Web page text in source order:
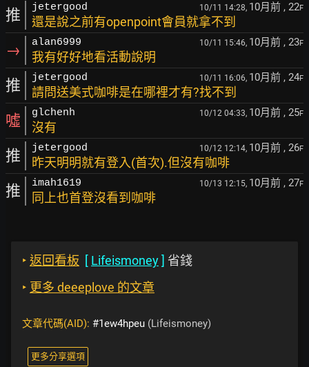
推 jetergood 10/11 14:28, 10月前 , 22F
還是說之前有openpoint會員就拿不到
→ alan6999 10/11 15:46, 10月前 , 23F
我有好好地看活動說明
推 jetergood 10/11 16:06, 10月前 , 24F
請問送美式咖啡是在哪裡才有?找不到
噓 glchenh 10/12 04:33, 10月前 , 25F
沒有
推 jetergood 10/12 12:14, 10月前 , 26F
昨天明明就有登入(首次).但沒有咖啡
推 imah1619 10/13 12:15, 10月前 , 27F
同上也首登沒看到咖啡
‣ 返回看板 [ Lifeismoney] 省錢
‣ 更多 deeeplove 的文章
文章代碼(AID): #1ew4hpeu (Lifeismoney)
更多分享選項